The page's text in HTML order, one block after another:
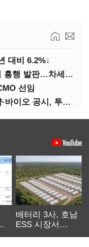
대비 6.2%↓
SK바이오팜, 뇌전증 신약 해외 흥행 발판…차세대 신약 개발 속도
선임
중단된 신약까지 한눈에…제약·바이오 공시, 투명해진다
배터리 3사, 호남
ESS 시장서